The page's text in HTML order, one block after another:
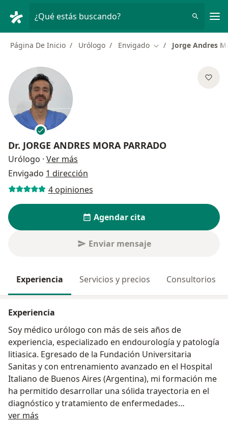
¿Qué estás buscando?
Página De Inicio Urólogo Envigado Cambiar de ciudad
Jorge Andres
Dr. JORGE ANDRES MORA PARRADO
Urólogo · Ver más
Envigado 1 dirección
4 opiniones
Agendar cita
Enviar mensaje
Experiencia Servicios y precios Consultorios
Experiencia
Soy médico urólogo con más de seis años de
experiencia, especializado en endourología y patología
litiasica. Egresado de la Fundación Universitaria
Sanitas y con entrenamiento avanzado en el Hospital
Italiano de Buenos Aires (Argentina), mi formación me
ha permitido desarrollar una sólida trayectoria en el
diagnóstico y tratamiento de enfermedades
urológicas, utilizando técnicas de mínima invasión y
ver más